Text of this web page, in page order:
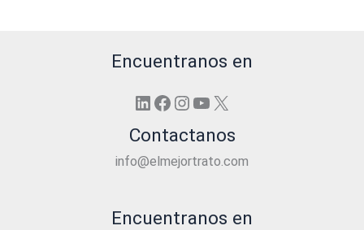
Encuentranos en
LinkedIn
Facebook
Instagram
YouTube
X
Contactanos
info@elmejortrato.com
Encuentranos en